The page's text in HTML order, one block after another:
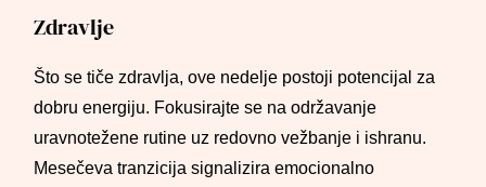
Zdravlje
Što se tiče zdravlja, ove nedelje postoji potencijal za
dobru energiju. Fokusirajte se na održavanje
uravnotežene rutine uz redovno vežbanje i ishranu.
Mesečeva tranzicija signalizira emocionalno